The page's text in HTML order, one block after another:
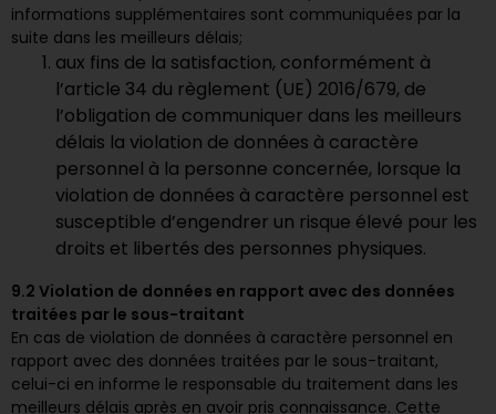
informations supplémentaires sont communiquées par la
suite dans les meilleurs délais;
aux fins de la satisfaction, conformément à
l’article 34 du règlement (UE) 2016/679, de
l’obligation de communiquer dans les meilleurs
délais la violation de données à caractère
personnel à la personne concernée, lorsque la
violation de données à caractère personnel est
susceptible d’engendrer un risque élevé pour les
droits et libertés des personnes physiques.
9.2 Violation de données en rapport avec des données
traitées par le sous-traitant
En cas de violation de données à caractère personnel en
rapport avec des données traitées par le sous-traitant,
celui-ci en informe le responsable du traitement dans les
meilleurs délais après en avoir pris connaissance. Cette